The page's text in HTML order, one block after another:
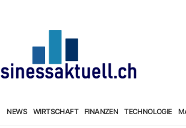
NEWS WIRTSCHAFT FINANZEN TECHNOLOGIE